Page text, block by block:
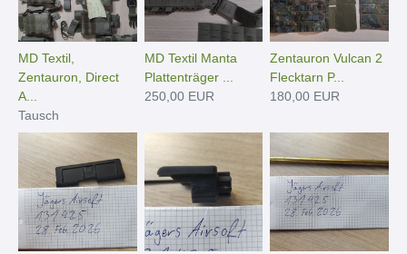
MD Textil,
Zentauron, Direct
A...
Tausch
MD Textil Manta
Plattenträger ...
250,00 EUR
Zentauron Vulcan 2
Flecktarn P...
180,00 EUR